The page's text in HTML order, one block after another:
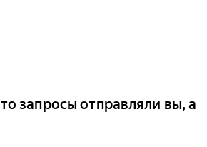
запросы отправляли вы, а